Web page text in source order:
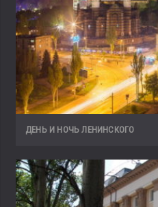
ДЕНЬ И НОЧЬ ЛЕНИНСКОГО